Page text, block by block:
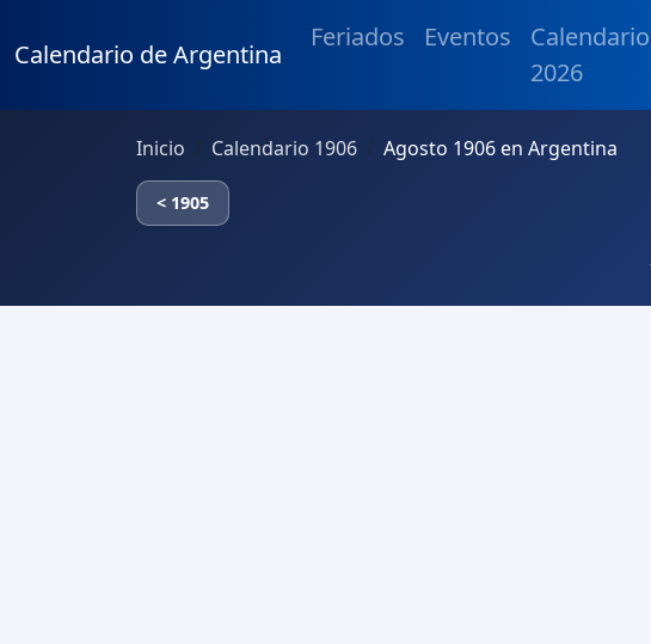
Calendario de Argentina
Feriados Eventos
Calendario
2026
Inicio Calendario 1906 Agosto 1906 en Argentina
< 1905